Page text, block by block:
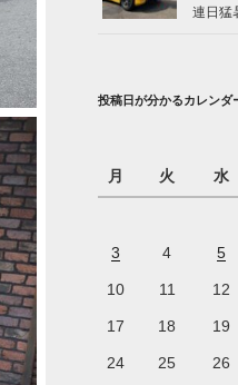
連日猛
投稿日が分かるカレンダ
月
火 水
3 4 5
10 11 12
17 18 19
24 25 26